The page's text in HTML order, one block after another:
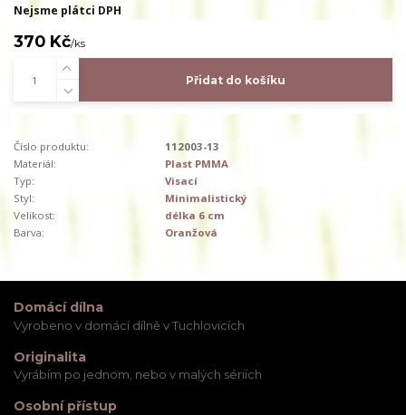
Nejsme plátci DPH
370 Kč/ks
Přidat do košíku
Číslo produktu:
112003-13
Materiál:
Plast PMMA
Typ:
Visací
Styl:
Minimalistický
Velikost:
délka 6 cm
Barva:
Oranžová
Domácí dílna
Vyrobeno v domácí dílně v Tuchlovicích
Originalita
Vyrábím po jednom, nebo v malých sériích
Osobní přístup